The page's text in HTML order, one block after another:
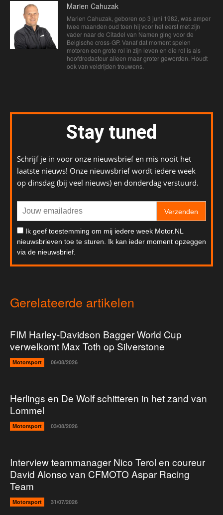
Marien Cahuzak
Marien Cahuzak, geboren op 3 juni 1982, was amper
twee maanden oud toen hij voor het eerst met zijn
vader naar de Citadel van Namen ging voor de
Belgische cross-GP. Vanaf dat moment spelen
motoren een grote rol in zijn leven en die rol is als
hoofdredacteur alleen maar groter geworden. Houdt
ook van veldrijden trouwens.
Stay tuned
Schrijf je in voor onze nieuwsbrief en mis nooit het
laatste nieuws! Onze nieuwsbrief wordt iedere week
op dinsdag (bij veel nieuws) en donderdag verstuurd.
Verzenden
Ik geef toestemming om mij iedere week Motor.NL
nieuwsbrieven toe te sturen. Ik kan ieder moment opzeggen
via de nieuwsbrief.
Gerelateerde artikelen
FIM Harley-Davidson Bagger World Cup
verwelkomt Max Toth op Silverstone
Motorsport 06/08/2026
Herlings en De Wolf schitteren in het zand van
Lommel
Motorsport 03/08/2026
Interview teammanager Nico Terol en coureur
David Alonso van CFMOTO Aspar Racing
Team
Motorsport 31/07/2026